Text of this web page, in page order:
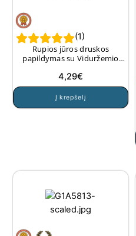
(1)
Rupios jūros druskos
papildymas su Viduržemio
g.
4,29€
Į krepšelį